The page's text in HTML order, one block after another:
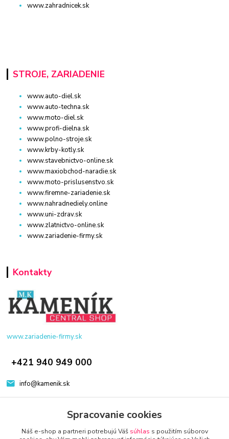
www.zahradnicek.sk
STROJE, ZARIADENIE
www.auto-diel.sk
www.auto-techna.sk
www.moto-diel.sk
www.profi-dielna.sk
www.polno-stroje.sk
www.krby-kotly.sk
www.stavebnictvo-online.sk
www.maxiobchod-naradie.sk
www.moto-prislusenstvo.sk
www.firemne-zariadenie.sk
www.nahradnediely.online
www.uni-zdrav.sk
www.zlatnictvo-online.sk
www.zariadenie-firmy.sk
Kontakty
www.zariadenie-firmy.sk
+421 940 949 000
info@kamenik.sk
Spracovanie cookies
Náš e-shop a partneri potrebujú Váš súhlas s použitím súborov